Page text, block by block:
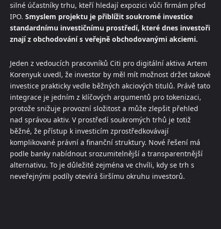
silné účastníky trhu, kteří hledají expozici vůči firmám před
IPO. Smyslem projektu je přiblížit soukromé investice
standardnímu investičnímu prostředí, které dnes investoři
znají z obchodování s veřejně obchodovanými akciemi.
Jeden z vedoucích pracovníků Citi pro digitální aktiva Artem
Korenyuk uvedl, že investor by měl mít možnost držet takové
investice prakticky vedle běžných akciových titulů. Právě tato
integrace je jedním z klíčových argumentů pro tokenizaci,
protože snižuje provozní složitost a může zlepšit přehled
nad správou aktiv. V prostředí soukromých trhů je totiž
běžné, že přístup k investicím zprostředkovávají
komplikované právní a finanční struktury. Nové řešení má
podle banky nabídnout srozumitelnější a transparentnější
alternativu. To je důležité zejména ve chvíli, kdy se trh s
neveřejnými podíly otevírá širšímu okruhu investorů.